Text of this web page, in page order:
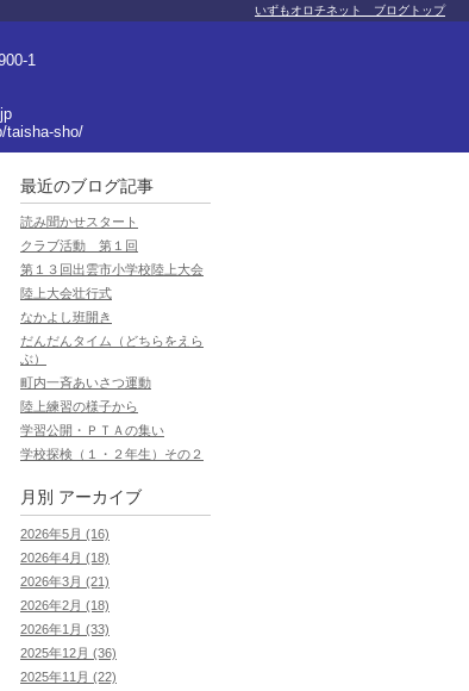
1
taisha-sho/
いずもオロチネット ブログトップ
最近のブログ記事
読み聞かせスタート
クラブ活動 第１回
第１３回出雲市小学校陸上大会
陸上大会壮行式
なかよし班開き
だんだんタイム（どちらをえら
ぶ）
町内一斉あいさつ運動
陸上練習の様子から
学習公開・ＰＴＡの集い
学校探検（１・２年生）その２
月別 アーカイブ
2026年5月 (16)
2026年4月 (18)
2026年3月 (21)
2026年2月 (18)
2026年1月 (33)
2025年12月 (36)
2025年11月 (22)